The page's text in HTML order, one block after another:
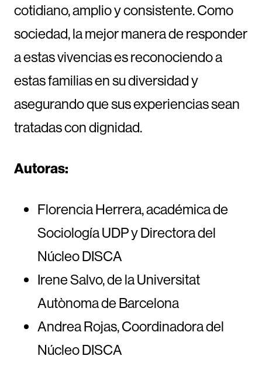
cotidiano, amplio y consistente. Como
sociedad, la mejor manera de responder
a estas vivencias es reconociendo a
estas familias en su diversidad y
asegurando que sus experiencias sean
tratadas con dignidad.
Autoras:
Florencia Herrera, académica de
Sociología UDP y Directora del
Núcleo DISCA
Irene Salvo, de la Universitat
Autònoma de Barcelona
Andrea Rojas, Coordinadora del
Núcleo DISCA